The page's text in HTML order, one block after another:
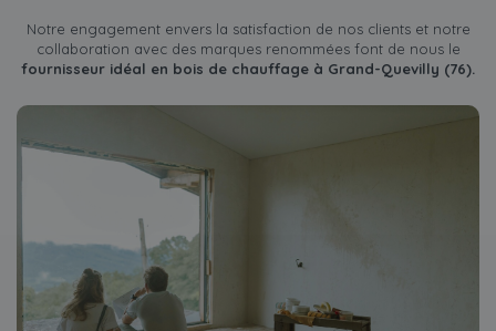
Notre engagement envers la satisfaction de nos clients et notre
collaboration avec des marques renommées font de nous le
fournisseur idéal en bois de chauffage à Grand-Quevilly (76).